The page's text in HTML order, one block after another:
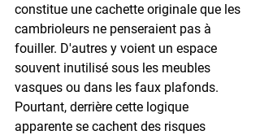
constitue une cachette originale que les
cambrioleurs ne penseraient pas à
fouiller. D'autres y voient un espace
souvent inutilisé sous les meubles
vasques ou dans les faux plafonds.
Pourtant, derrière cette logique
apparente se cachent des risques